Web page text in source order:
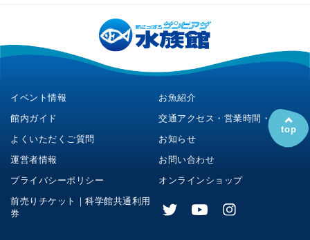
イベント情報
お魚紹介
館内ガイド
交通アクセス・営業時間・料金
よくいただくご質問
お知らせ
運営者情報
お問い合わせ
プライバシーポリシー
オンラインショップ
前売りチケット｜科学館共通利用
券
top